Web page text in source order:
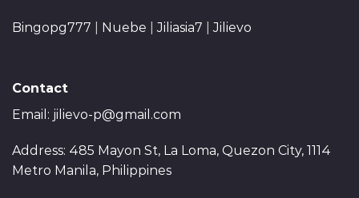
Bingopg777 Nuebe |Jiliasia7 |Jilievo
Contact
Email: jilievo-p@gmail.com
Address: 485 Mayon St, La Loma, Quezon City, 1114
Metro Manila, Philippines